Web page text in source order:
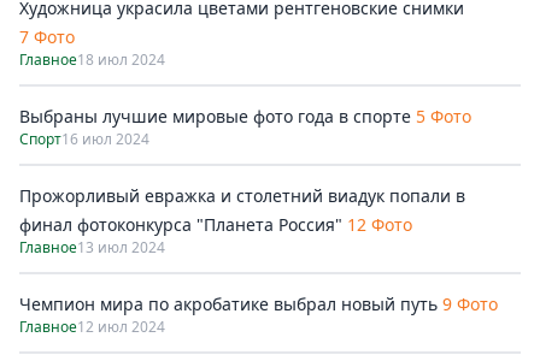
Художница украсила цветами рентгеновские снимки
7 Фото
Главное18 июл 2024
Выбраны лучшие мировые фото года в спорте 5 Фото
Спорт16 июл 2024
Прожорливый евражка и столетний виадук попали в
финал фотоконкурса "Планета Россия" 12 Фото
Главное13 июл 2024
Чемпион мира по акробатике выбрал новый путь 9 Фото
Главное12 июл 2024